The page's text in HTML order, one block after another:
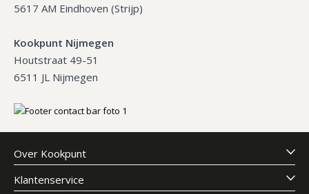
5617 AM Eindhoven (Strijp)
Kookpunt Nijmegen
Houtstraat 49-51
6511 JL Nijmegen
Over Kookpunt
Klantenservice